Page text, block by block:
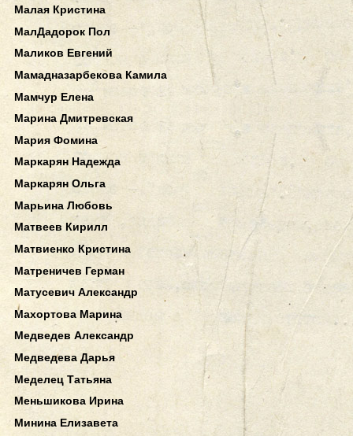
Малая Кристина
МалДадорок Пол
Маликов Евгений
Мамадназарбекова Камила
Мамчур Елена
Марина Дмитревская
Мария Фомина
Маркарян Надежда
Маркарян Ольга
Марьина Любовь
Матвеев Кирилл
Матвиенко Кристина
Матреничев Герман
Матусевич Александр
Махортова Марина
Медведев Александр
Медведева Дарья
Меделец Татьяна
Меньшикова Ирина
Минина Елизавета